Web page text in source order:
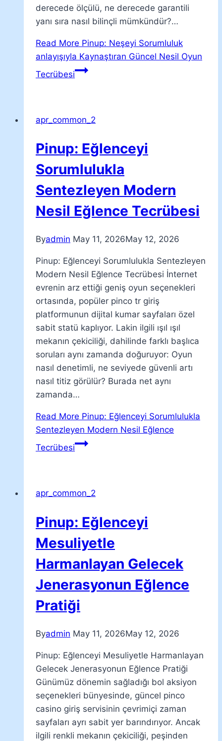
derecede ölçülü, ne derecede garantili
yanı sıra nasıl bilinçli mümkündür?…
Read More Pinup: Neşeyi Sorumluluk
anlayışıyla Kaynaştıran Güncel Nesil Oyun
Tecrübesi
apr_common_2
Pinup: Eğlenceyi
Sorumlulukla
Sentezleyen Modern
Nesil Eğlence Tecrübesi
Byadmin May 11, 2026May 12, 2026
Pinup: Eğlenceyi Sorumlulukla Sentezleyen
Modern Nesil Eğlence Tecrübesi İnternet
evrenin arz ettiği geniş oyun seçenekleri
ortasında, popüler pinco tr giriş
platformunun dijital kumar sayfaları özel
sabit statü kaplıyor. Lakin ilgili ışıl ışıl
mekanın çekiciliği, dahilinde farklı başlıca
soruları aynı zamanda doğuruyor: Oyun
nasıl denetimli, ne seviyede güvenli artı
nasıl titiz görülür? Burada net aynı
zamanda…
Read More Pinup: Eğlenceyi Sorumlulukla
Sentezleyen Modern Nesil Eğlence
Tecrübesi
apr_common_2
Pinup: Eğlenceyi
Mesuliyetle
Harmanlayan Gelecek
Jenerasyonun Eğlence
Pratiği
Byadmin May 11, 2026May 12, 2026
Pinup: Eğlenceyi Mesuliyetle Harmanlayan
Gelecek Jenerasyonun Eğlence Pratiği
Günümüz dönemin sağladığı bol aksiyon
seçenekleri bünyesinde, güncel pinco
casino giriş servisinin çevrimiçi zaman
sayfaları ayrı sabit yer barındırıyor. Ancak
ilgili renkli mekanın çekiciliği, peşinden